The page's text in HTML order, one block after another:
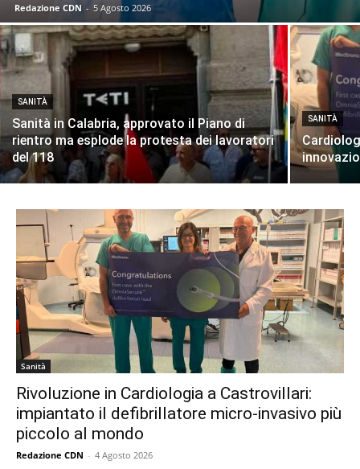
Redazione CDN - 5 Agosto 2026
SANITÀ
Sanità in Calabria, approvato il Piano di
rientro ma esplode la protesta dei lavoratori
del 118
SANITÀ
Sanità
Rivoluzione in Cardiologia a Castrovillari:
impiantato il defibrillatore micro-invasivo più
piccolo al mondo
Redazione CDN - 4 Agosto 2026